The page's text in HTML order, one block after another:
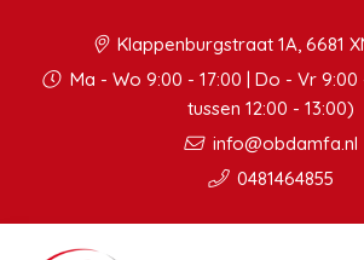
Klappenburgstraat 1A, 6681
Ma - Wo 9:00 - 17:00 | Do - Vr 9:00
tussen 12:00 - 13:00)
info@obdamfa.nl
0481464855